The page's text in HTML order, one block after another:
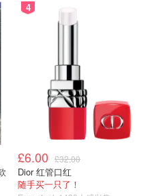
的咳嗽）
顾名思义，如果你咳
有杂音，那大概率就要买这种
，胸闷，咳嗽的时候有痰。
4
£6.00 £32.00
Dior 红管口红
随手买一只了！